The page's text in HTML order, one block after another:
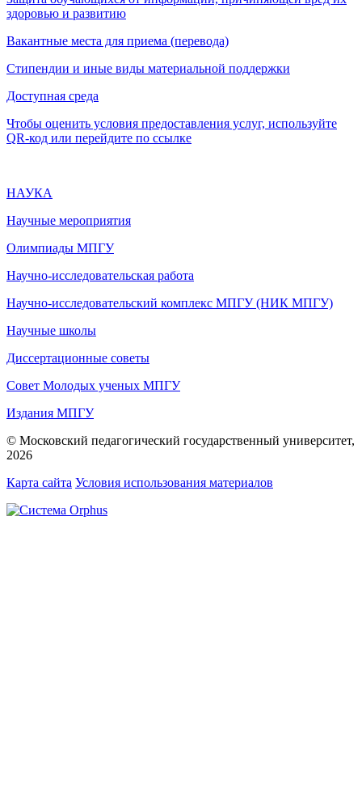
здоровью и развитию
Вакантные места для приема (перевода)
Стипендии и иные виды материальной поддержки
Доступная среда
Чтобы оценить условия предоставления услуг, используйте
QR-код или перейдите по ссылке
НАУКА
Научные мероприятия
Олимпиады МПГУ
Научно-исследовательская работа
Научно-исследовательский комплекс МПГУ (НИК МПГУ)
Научные школы
Диссертационные советы
Совет Молодых ученых МПГУ
Издания МПГУ
© Московский педагогический государственный университет,
2026
Карта сайта Условия использования материалов